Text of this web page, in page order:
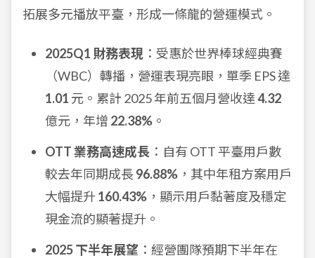
拓展多元播放平臺，形成一條龍的營運模式。
2025Q1 財務表現 ：受惠於世界棒球經典賽
（WBC）轉播，營運表現亮眼，單季 EPS 達
1.01 元。累計 2025 年前五個月營收達4.32
億元，年增 22.38% 。
OTT 業務高速成長 ：自有 OTT 平臺用戶數
較去年同期成長 96.88% ，其中年租方案用戶
大幅提升 160.43% ，顯示用戶黏著度及穩定
現金流的顯著提升。
2025 下半年展望 ：經營團隊預期下半年在